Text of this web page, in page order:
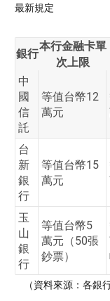
最新規定
銀行
本行金融卡單
次上限
中
國
信
託
等值台幣12
萬元
台
新
銀
行
等值台幣15
萬元
玉
山
銀
行
等值台幣5
萬元（50張
鈔票）
（資料來源：各